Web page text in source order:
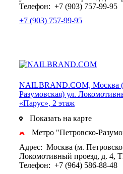
Телефон: +7 (903) 757-99-95
+7 (903) 757-99-95
NAILBRAND.COM, Москва
Разумовская) ул.
«Парус», 2 этаж
Показать на карте
Метро "Петровско-
Адрес: Москва (м.
Локомотивный проезд, д. 4,
Телефон: +7 (964) 586-88-48